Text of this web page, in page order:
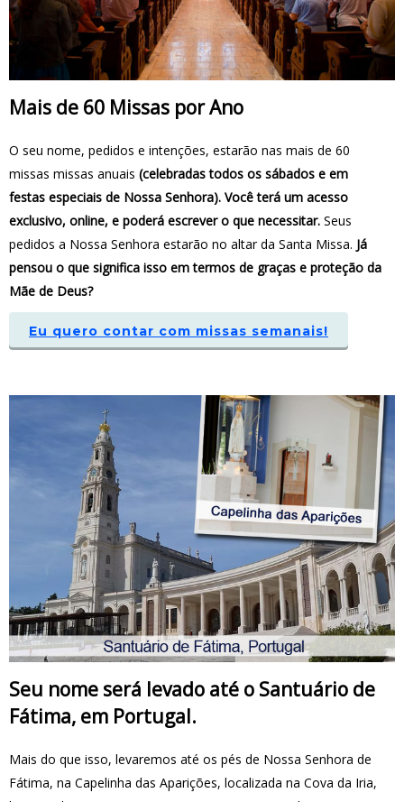
Mais de 60 Missas por Ano
O seu nome, pedidos e intenções, estarão nas mais de 60
missas missas anuais (celebradas todos os sábados e em
festas especiais de Nossa Senhora). Você terá um acesso
exclusivo, online, e poderá escrever o que necessitar. Seus
pedidos a Nossa Senhora estarão no altar da Santa Missa. Já
pensou o que significa isso em termos de graças e proteção da
Mãe de Deus?
Eu quero contar com missas semanais!
Seu nome será levado até o Santuário de
Fátima, em Portugal.
Mais do que isso, levaremos até os pés de Nossa Senhora de
Fátima, na Capelinha das Aparições, localizada na Cova da Iria,